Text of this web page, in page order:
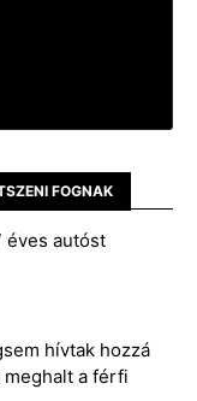
FOGNAK
éves autóst
hívtak hozzá
a férfi